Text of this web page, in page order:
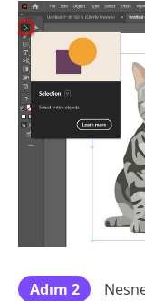
Adım 2